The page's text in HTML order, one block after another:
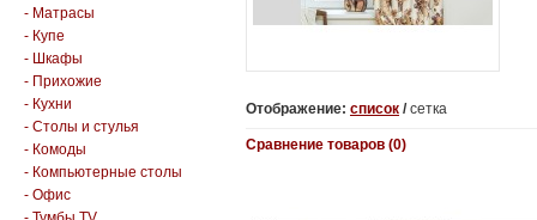
- Матрасы
- Купе
- Шкафы
- Прихожие
- Кухни
- Столы и стулья
- Комоды
- Компьютерные столы
- Офис
Отображение: список /сетка
Сравнение товаров (0)